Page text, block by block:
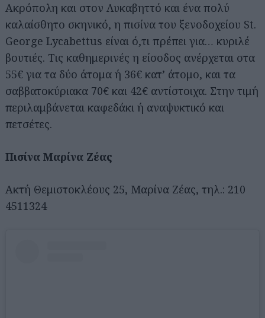
Ακρόπολη και στον Λυκαβηττό και ένα πολύ
καλαίσθητο σκηνικό, η πισίνα του ξενοδοχείου St.
George Lycabettus είναι ό,τι πρέπει για… κυριλέ
βουτιές. Τις καθημερινές η είσοδος ανέρχεται στα
55€ για τα δύο άτομα ή 36€ κατ’ άτομο, και τα
σαββατοκύριακα 70€ και 42€ αντίστοιχα. Στην τιμή
περιλαμβάνεται καφεδάκι ή αναψυκτικό και
πετσέτες.
Πισίνα Μαρίνα Ζέας
Ακτή Θεμιστοκλέους 25, Μαρίνα Ζέας, τηλ.: 210
4511324